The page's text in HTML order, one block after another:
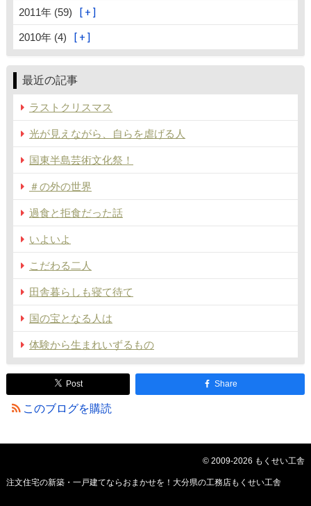
2011年 (59)
2010年 (4)
最近の記事
ラストクリスマス
光が見えながら、自らを虐げる人
国東半島芸術文化祭！
＃の外の世界
過食と拒食だった話
いよいよ
こだわる二人
田舎暮らしも寝て待て
国の宝となる人は
体験から生まれいずるもの
Post Share
このブログを購読
© 2009-2026 もくせい工舎
注文住宅の新築・一戸建てならおまかせを！大分県の工務店もくせい工舎